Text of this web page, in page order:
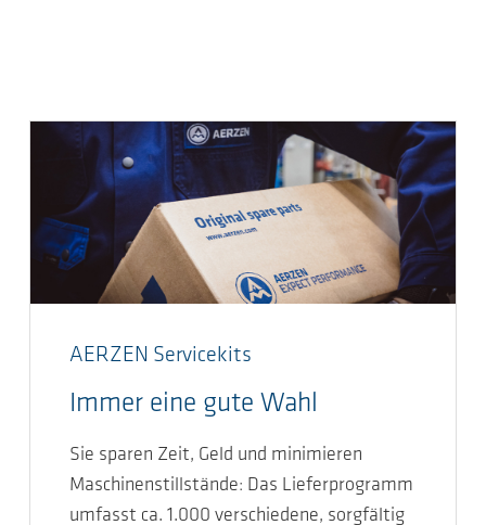
AERZEN Servicekits
Immer eine gute Wahl
Sie sparen Zeit, Geld und minimieren
Maschinenstillstände: Das Lieferprogramm
umfasst ca. 1.000 verschiedene, sorgfältig